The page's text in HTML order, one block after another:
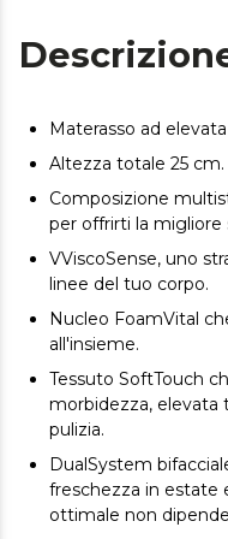
Materasso ad
Altezza totale 25 cm.
Composizione
per offrirti la migliore
VViscoSense, uno
linee del tuo corpo.
Nucleo FoamVital
all'insieme.
Tessuto SoftTouch
morbidezza, elevata
pulizia.
DualSystem
freschezza in estate
ottimale non